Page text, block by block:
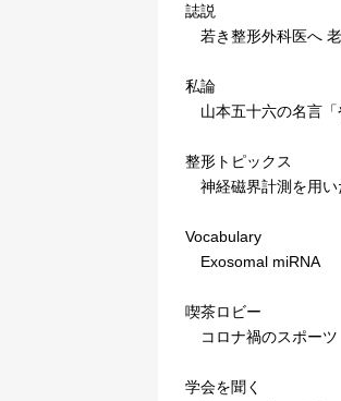
誌説
若き整形外科医へ
私論
山本五十六の名言
整形トピックス
神経磁界計測を用
Vocabulary
Exosomal miRNA
喫茶ロビー
コロナ禍のスポー
学会を聞く